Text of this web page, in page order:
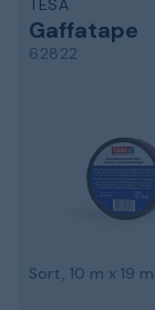
TESA
Gaffatape
62822
Sort, 10 m x 19